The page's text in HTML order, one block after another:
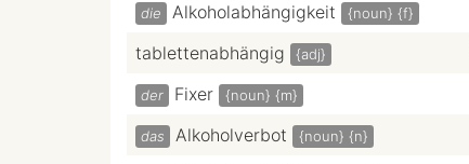
die Alkoholabhängigkeit {noun} {f}
tablettenabhängig {adj}
der Fixer {noun} {m}
das Alkoholverbot {noun} {n}